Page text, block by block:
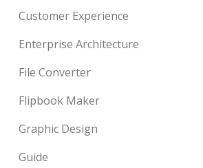
Customer Experience
Enterprise Architecture
File Converter
Flipbook Maker
Graphic Design
Guide